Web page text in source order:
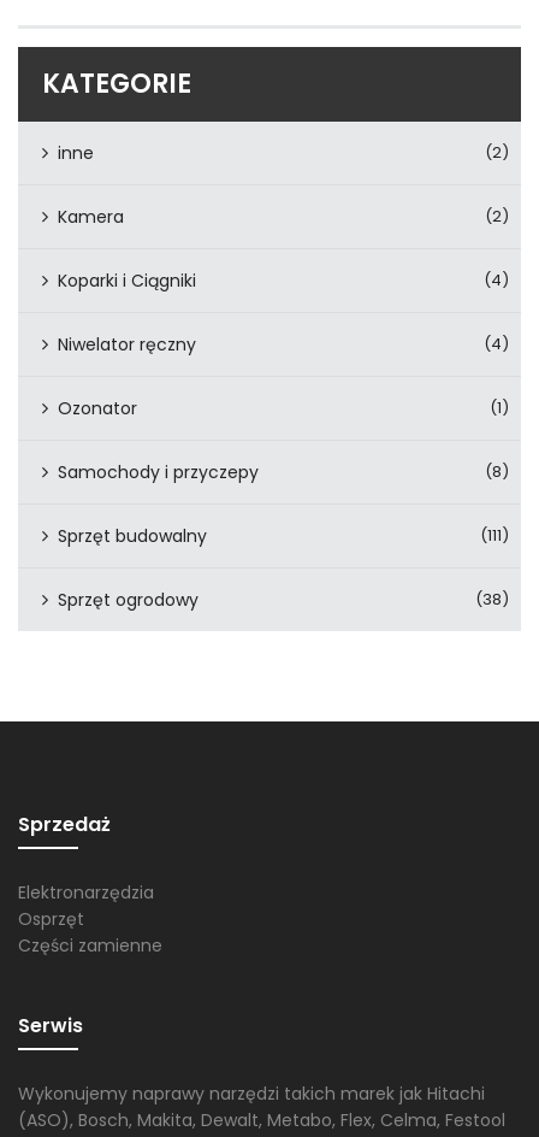
KATEGORIE
inne (2)
Kamera (2)
Koparki i Ciągniki (4)
Niwelator ręczny (4)
Ozonator (1)
Samochody i przyczepy (8)
Sprzęt budowalny (111)
Sprzęt ogrodowy (38)
Sprzedaż
Elektronarzędzia
Osprzęt
Części zamienne
Serwis
Wykonujemy naprawy narzędzi takich marek jak Hitachi
(ASO), Bosch, Makita, Dewalt, Metabo, Flex, Celma, Festool